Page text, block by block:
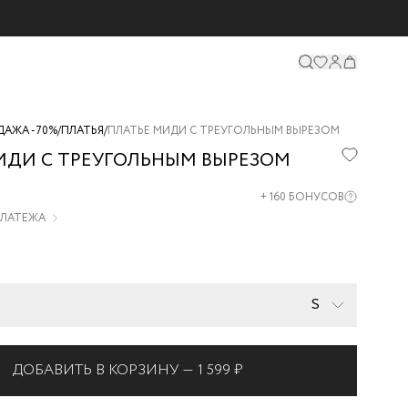
-70%/ПЛАТЬЯ/ПЛАТЬЕ МИДИ С ТРЕУГОЛЬНЫМ ВЫРЕЗОМ
С ТРЕУГОЛЬНЫМ ВЫРЕЗОМ
+160 БОНУСОВ
S
ДОБАВИТЬ В КОРЗИНУ — 1 599 ₽